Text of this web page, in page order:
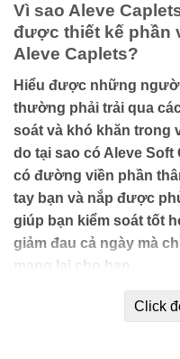
Vì sao Aleve
được thiết kế phần
Aleve Caplets?
Hiểu được những
thường phải trải qua
soát và khó khăn trong
do tại sao có Aleve
có đường viền phần
tay bạn và nắp được
giúp bạn kiểm soát tốt
giảm đau cả ngày mà
mang lại cho bạn.
Chỉ cần 2 viên có thể
Click